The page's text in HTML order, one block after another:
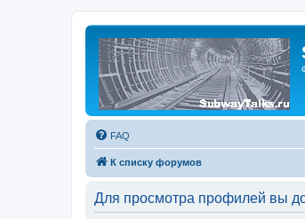
FAQ
К списку форумов
Для просмотра профилей вы